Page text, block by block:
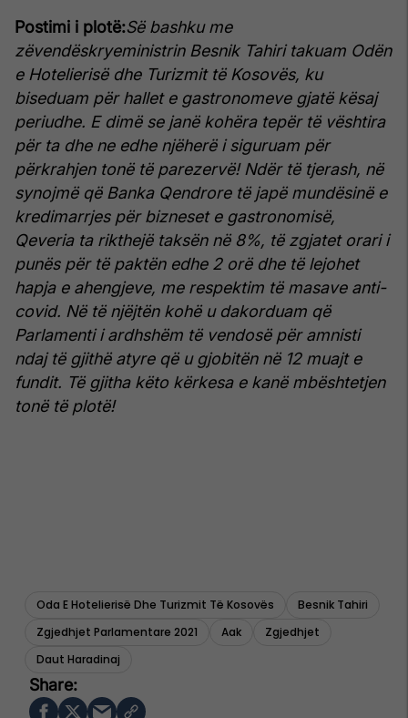
Postimi i plotë:Së bashku me
zëvendëskryeministrin Besnik Tahiri takuam Odën
e Hotelierisë dhe Turizmit të Kosovës, ku
biseduam për hallet e gastronomeve gjatë kësaj
periudhe. E dimë se janë kohëra tepër të vështira
për ta dhe ne edhe njëherë i siguruam për
përkrahjen tonë të parezervë! Ndër të tjerash, në
synojmë që Banka Qendrore të japë mundësinë e
kredimarrjes për bizneset e gastronomisë,
Qeveria ta rikthejë taksën në 8%, të zgjatet orari i
punës për të paktën edhe 2 orë dhe të lejohet
hapja e ahengjeve, me respektim të masave anti-
covid. Në të njëjtën kohë u dakorduam që
Parlamenti i ardhshëm të vendosë për amnisti
ndaj të gjithë atyre që u gjobitën në 12 muajt e
fundit. Të gjitha këto kërkesa e kanë mbështetjen
tonë të plotë!
Oda E Hotelierisë Dhe Turizmit Të Kosovës
Besnik Tahiri
Zgjedhjet Parlamentare 2021
Aak
Zgjedhjet
Daut Haradinaj